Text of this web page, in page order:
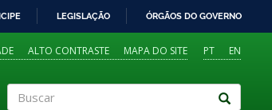
LEGISLAÇÃO ÓRGÃOS DO GOVERNO
PT EN
ALTO CONTRASTE MAPA DO SITE